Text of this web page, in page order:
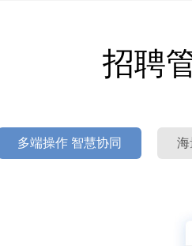
招聘
多端操作 智慧协同 海